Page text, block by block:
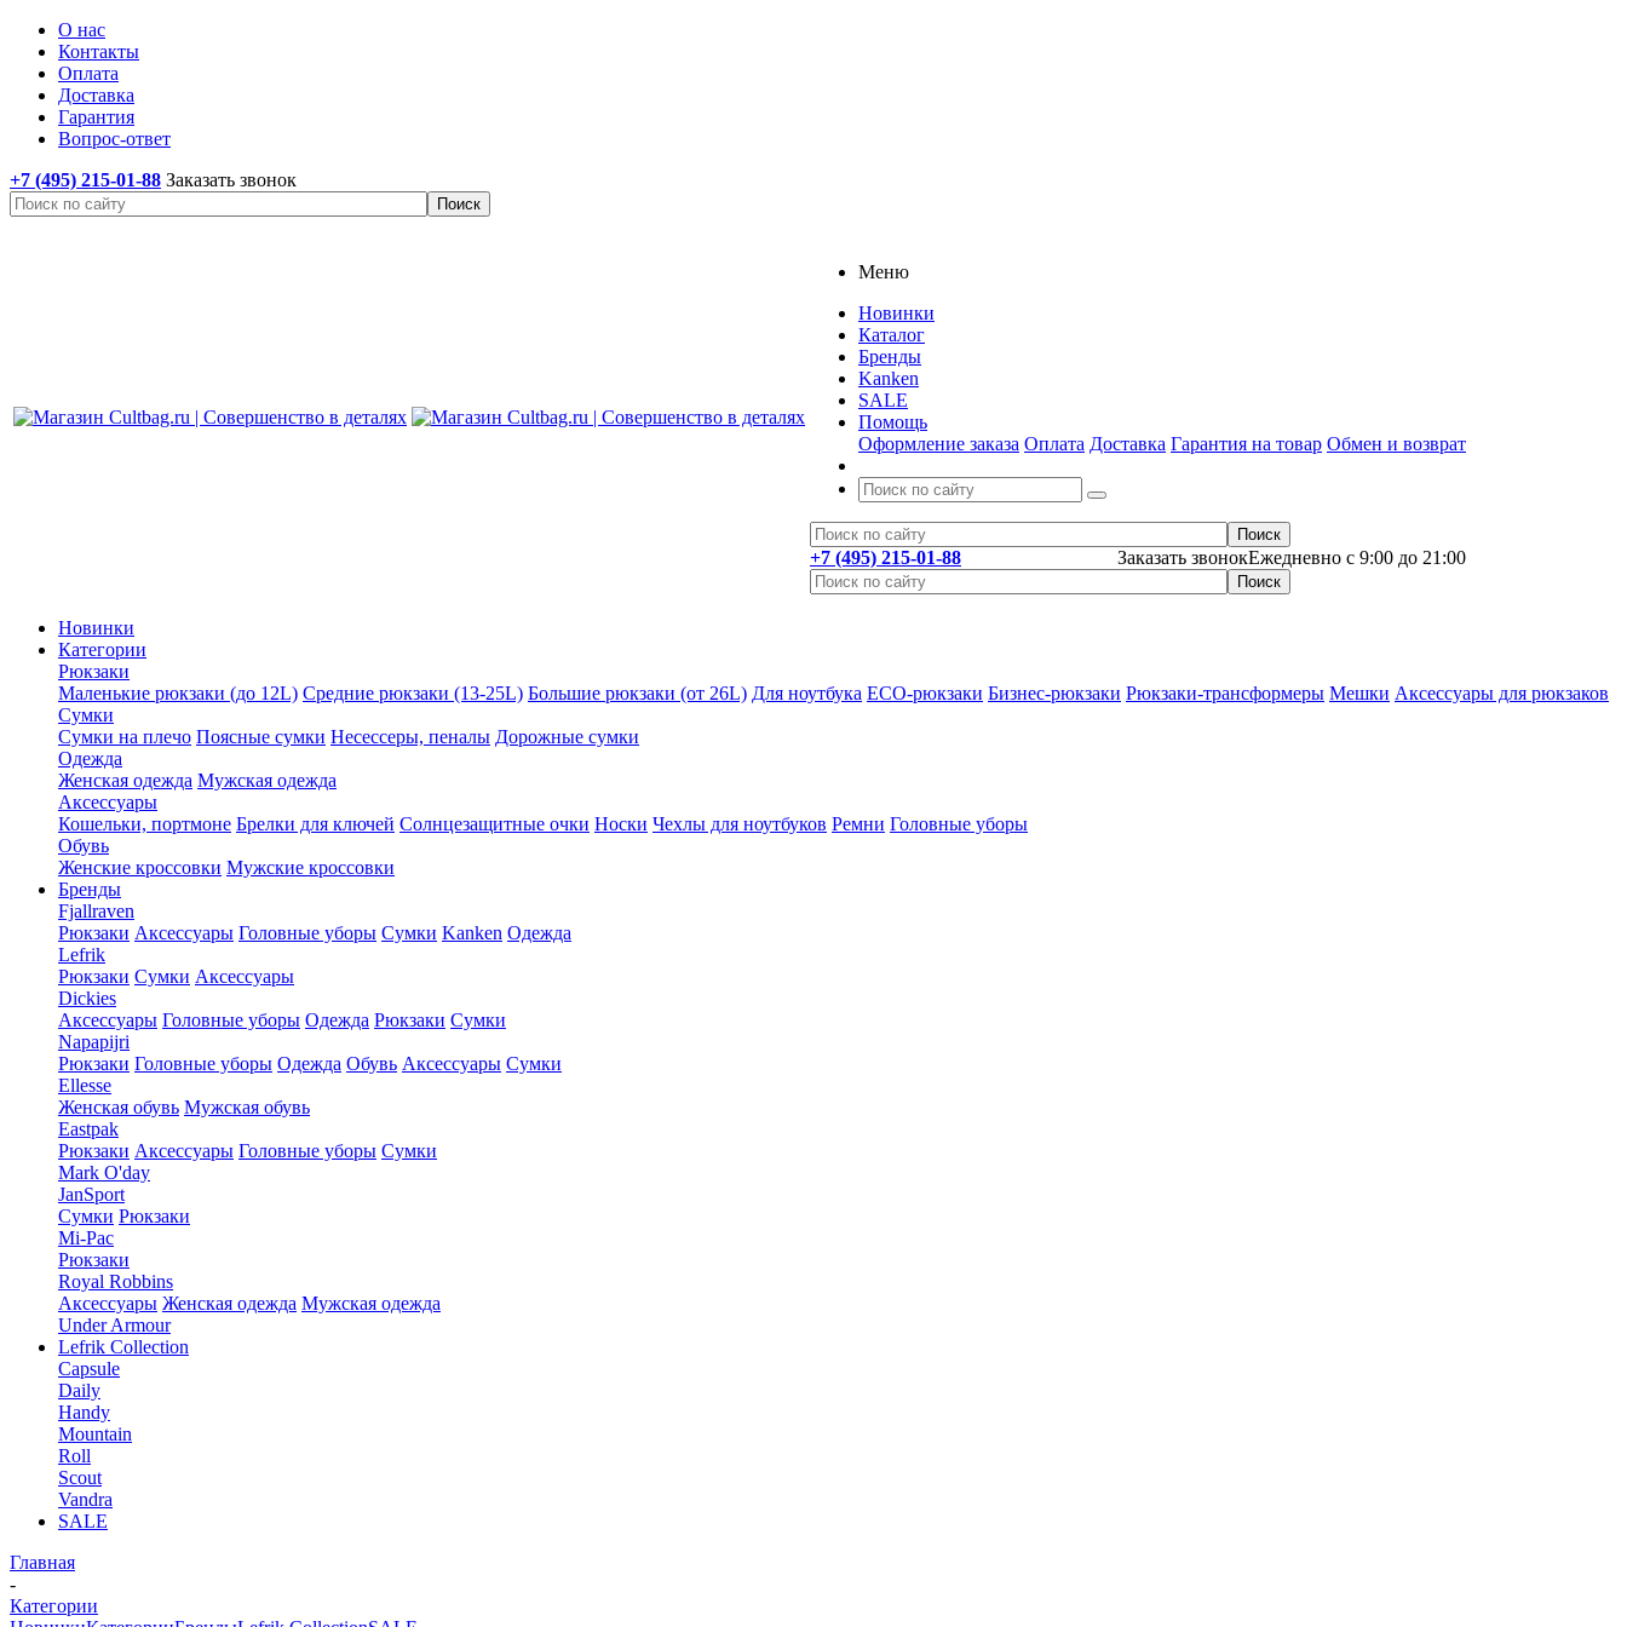
О нас
Контакты
Оплата
Доставка
Гарантия
Вопрос-ответ
+7 (495) 215-01-88 Заказать звонок
Меню
Новинки
Каталог
Бренды
Kanken
SALE
Помощь
Оформление заказа Оплата Доставка Гарантия на товар Обмен и возврат
Ежедневно с 9:00 до 21:00
+7 (495) 215-01-88 Заказать звонок
Новинки
Категории
Рюкзаки
Маленькие рюкзаки (до 12L) Средние рюкзаки (13-25L) Большие рюкзаки (от 26L) Для ноутбука ECO-рюкзаки Бизнес-рюкзаки Рюкзаки-трансформеры Мешки Аксессуары для рюкзаков
Сумки
Сумки на плечо Поясные сумки Несессеры, пеналы Дорожные сумки
Одежда
Женская одежда Мужская одежда
Аксессуары
Кошельки, портмоне Брелки для ключей Солнцезащитные очки Носки Чехлы для ноутбуков Ремни Головные уборы
Обувь
Женские кроссовки Мужские кроссовки
Бренды
Fjallraven
Рюкзаки Аксессуары Головные уборы Сумки Kanken Одежда
Lefrik
Рюкзаки Сумки Аксессуары
Dickies
Аксессуары Головные уборы Одежда Рюкзаки Сумки
Napapijri
Рюкзаки Головные уборы Одежда Обувь Аксессуары Сумки
Ellesse
Женская обувь Мужская обувь
Eastpak
Рюкзаки Аксессуары Головные уборы Сумки
Mark O'day
JanSport
Сумки Рюкзаки
Mi-Pac
Рюкзаки
Royal Robbins
Аксессуары Женская одежда Мужская одежда
Under Armour
Lefrik Collection
Capsule
Daily
Handy
Mountain
Roll
Scout
Vandra
SALE
Главная
-
Категории